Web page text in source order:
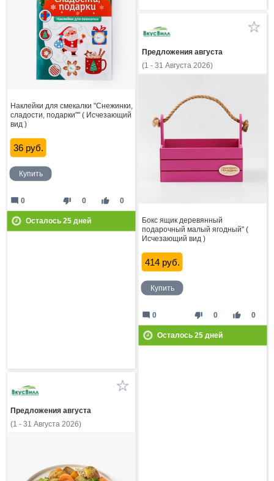
Наклейки для смекалки "Снежинки,
сладости, подарки"" ( Исчезающий
вид )
36 руб.
Купить
thumb_down 0 thumb_up 0
mode_comment 0
Осталось 25дней
Предложения августа
(1 - 31 Августа 2026)
Бокс ящик деревянный
подарочный малый ягодный" (
Исчезающий вид )
414 руб.
Купить
thumb_down 0 thumb_up 0
mode_comment 0
Осталось 25дней
Предложения августа
(1 - 31 Августа 2026)